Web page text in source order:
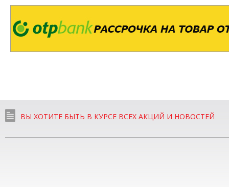
ВЫ ХОТИТЕ БЫТЬ В КУРСЕ ВСЕХ АКЦИЙ И НОВОСТЕЙ